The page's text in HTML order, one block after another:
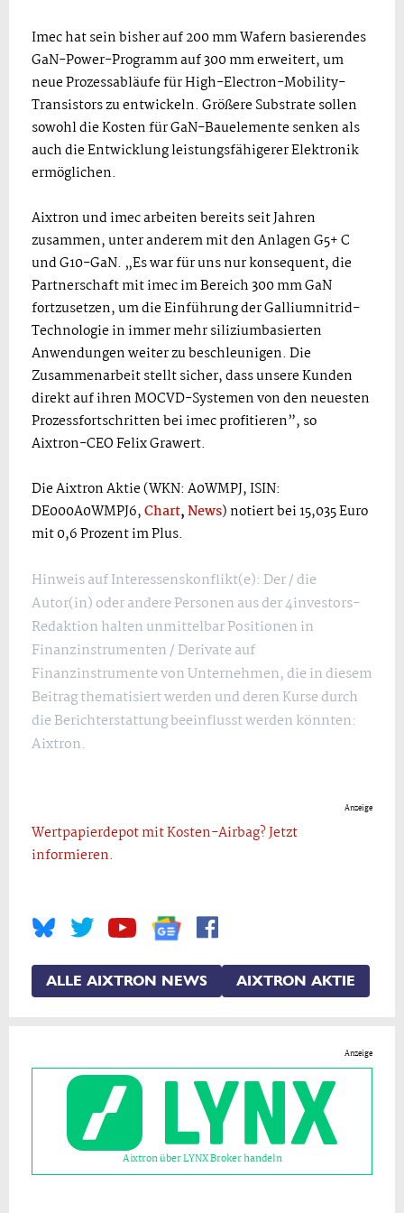
Imec hat sein bisher auf 200 mm Wafern basierendes
GaN-Power-Programm auf 300 mm erweitert, um
neue Prozessabläufe für High-Electron-Mobility-
Transistors zu entwickeln. Größere Substrate sollen
sowohl die Kosten für GaN-Bauelemente senken als
auch die Entwicklung leistungsfähigerer Elektronik
ermöglichen.
Aixtron und imec arbeiten bereits seit Jahren
zusammen, unter anderem mit den Anlagen G5+ C
und G10-GaN. „Es war für uns nur konsequent, die
Partnerschaft mit imec im Bereich 300 mm GaN
fortzusetzen, um die Einführung der Galliumnitrid-
Technologie in immer mehr siliziumbasierten
Anwendungen weiter zu beschleunigen. Die
Zusammenarbeit stellt sicher, dass unsere Kunden
direkt auf ihren MOCVD-Systemen von den neuesten
Prozessfortschritten bei imec profitieren”, so
Aixtron-CEO Felix Grawert.
Die Aixtron Aktie (WKN: A0WMPJ, ISIN:
DE000A0WMPJ6,Chart,News) notiert bei 15,035 Euro
mit 0,6 Prozent im Plus.
Hinweis auf Interessenskonflikt(e): Der / die
Autor(in) oder andere Personen aus der 4investors-
Redaktion halten unmittelbar Positionen in
Finanzinstrumenten / Derivate auf
Finanzinstrumente von Unternehmen, die in diesem
Beitrag thematisiert werden und deren Kurse durch
die Berichterstattung beeinflusst werden könnten:
Aixtron.
Anzeige
Wertpapierdepot mit Kosten-Airbag? Jetzt
informieren.
ALLE AIXTRON NEWS AIXTRON AKTIE
Anzeige
Aixtron über LYNX Broker handeln